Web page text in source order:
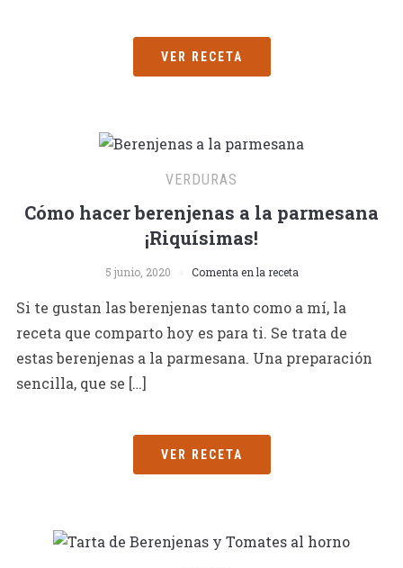
VER RECETA
VERDURAS
Cómo hacer berenjenas a la parmesana
¡Riquísimas!
5 junio, 2020 Comenta en la receta
Si te gustan las berenjenas tanto como a mí, la
receta que comparto hoy es para ti. Se trata de
estas berenjenas a la parmesana. Una preparación
sencilla, que se […]
VER RECETA